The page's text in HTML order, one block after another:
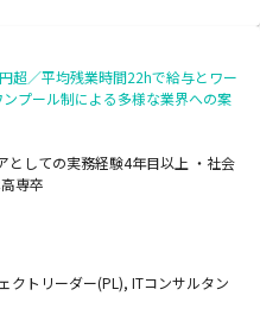
超／平均残業時間22hで給与とワー
プール制による多様な業界への案
としての実務経験4年目以上 ・社会
専卒
クトリーダー(PL), ITコンサルタン